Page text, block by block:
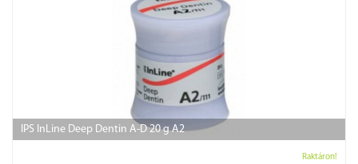
IPS InLine Deep Dentin A-D 20 g A2
Raktáron!